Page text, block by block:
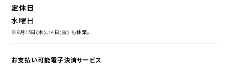
定休日
水曜日
※8月13日(木)、14日(金) も休業。
お支払い可能電子決済サービス